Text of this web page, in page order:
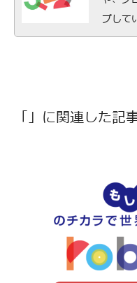
プして
「」に関連した記